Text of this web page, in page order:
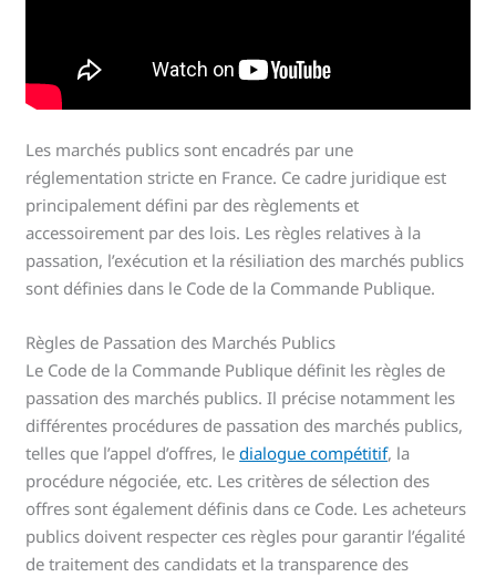
Les marchés publics sont encadrés par une
réglementation stricte en France. Ce cadre juridique est
principalement défini par des règlements et
accessoirement par des lois. Les règles relatives à la
passation, l’exécution et la résiliation des marchés publics
sont définies dans le Code de la Commande Publique.
Règles de Passation des Marchés Publics
Le Code de la Commande Publique définit les règles de
passation des marchés publics. Il précise notamment les
différentes procédures de passation des marchés publics,
telles que l’appel d’offres, ledialogue compétitif, la
procédure négociée, etc. Les critères de sélection des
offres sont également définis dans ce Code. Les acheteurs
publics doivent respecter ces règles pour garantir l’égalité
de traitement des candidats et la transparence des